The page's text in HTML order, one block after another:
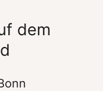
dem